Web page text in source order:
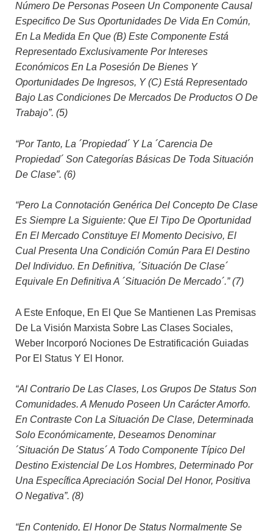
Número De Personas Poseen Un Componente Causal
Especifico De Sus Oportunidades De Vida En Común,
En La Medida En Que (b) Este Componente Está
Representado Exclusivamente Por Intereses
Económicos En La Posesión De Bienes Y
Oportunidades De Ingresos, Y (c) Está Representado
Bajo Las Condiciones De Mercados De Productos O De
Trabajo”. (5)
“Por Tanto, La ´propiedad´ Y La ´carencia De
Propiedad´ Son Categorías Básicas De Toda Situación
De Clase”. (6)
“Pero La Connotación Genérica Del Concepto De Clase
Es Siempre La Siguiente: Que El Tipo De Oportunidad
En El Mercado Constituye El Momento Decisivo, El
Cual Presenta Una Condición Común Para El Destino
Del Individuo. En Definitiva, ´situación De Clase´
Equivale En Definitiva A ´situación De Mercado´.” (7)
A Este Enfoque, En El Que Se Mantienen Las Premisas
De La Visión Marxista Sobre Las Clases Sociales,
Weber Incorporó Nociones De Estratificación Guiadas
Por El Status Y El Honor.
“Al Contrario De Las Clases, Los Grupos De Status Son
Comunidades. A Menudo Poseen Un Carácter Amorfo.
En Contraste Con La Situación De Clase, Determinada
Solo Económicamente, Deseamos Denominar
´situación De Status´ A Todo Componente Típico Del
Destino Existencial De Los Hombres, Determinado Por
Una Específica Apreciación Social Del Honor, Positiva
O Negativa”. (8)
“En Contenido, El Honor De Status Normalmente Se